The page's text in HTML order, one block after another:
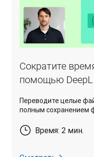
Сократите
помощью DeepL
Переводите целые
полным сохранением
Время: 2 мин.